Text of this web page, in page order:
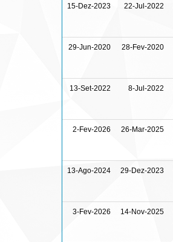
15-Dez-2023 22-Jul-2022
29-Jun-2020 28-Fev-2020
13-Set-2022 8-Jul-2022
2-Fev-2026 26-Mar-2025
13-Ago-2024 29-Dez-2023
3-Fev-2026 14-Nov-2025